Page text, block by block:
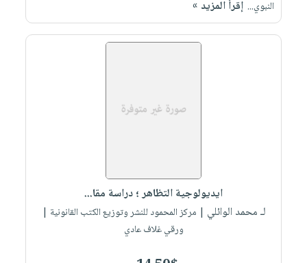
النبوي... إقرأ المزيد »
ايديولوجية التظاهر ؛ دراسة مقا...
لـ محمد الوائلي | مركز المحمود للنشر وتوزيع الكتب القانونية |
ورقي غلاف عادي